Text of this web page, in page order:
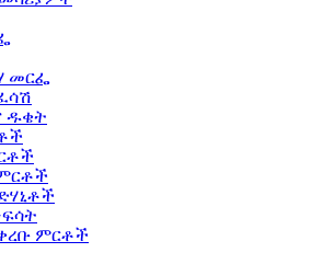
መርፌ
ዱቄት
ምርቶች